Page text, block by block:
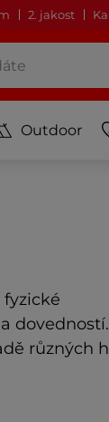
2. jakost
Outdoor
dovedností.
různých